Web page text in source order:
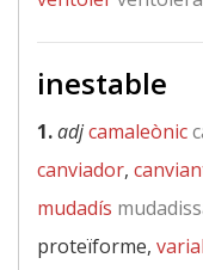
inestable
1.adjcamaleònic
canviador,
mudadís
proteïforme,